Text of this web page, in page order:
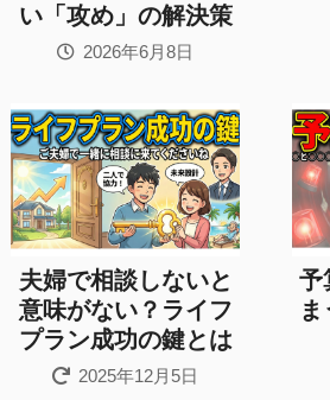
い「攻め」の解決策
2026年6月8日
夫婦で相談しないと
意味がない？ライフ
プラン成功の鍵とは
2025年12月5日
予